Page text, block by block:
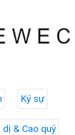
Ký sự
dị & Cao quý